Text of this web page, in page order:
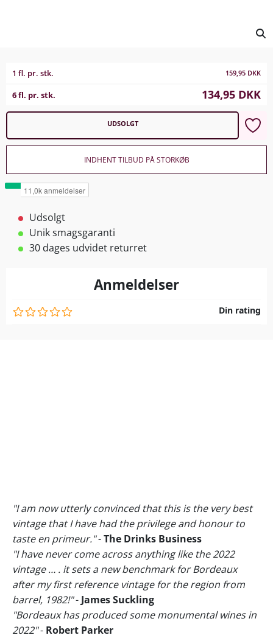
1 fl. pr. stk. 159,95 DKK
6 fl. pr. stk. 134,95 DKK
UDSOLGT
INDHENT TILBUD PÅ STORKØB
Udsolgt
Unik smagsgaranti
30 dages udvidet returret
Anmeldelser
Din rating
"I am now utterly convinced that this is the very best
vintage that I have had the privilege and honour to
taste en primeur."-The Drinks Business
"I have never come across anything like the 2022
vintage … . it sets a new benchmark for Bordeaux
after my first reference vintage for the region from
barrel, 1982!"- James Suckling
"Bordeaux has produced some monumental wines in
2022"- Robert Parker